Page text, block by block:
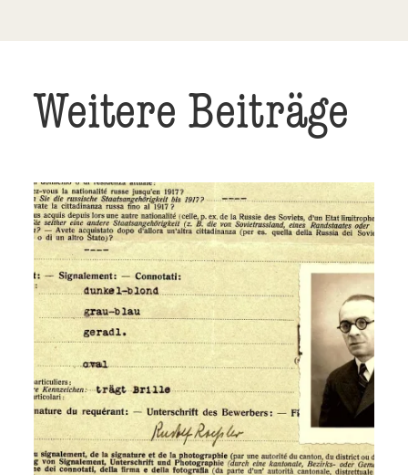
Weitere Beiträge